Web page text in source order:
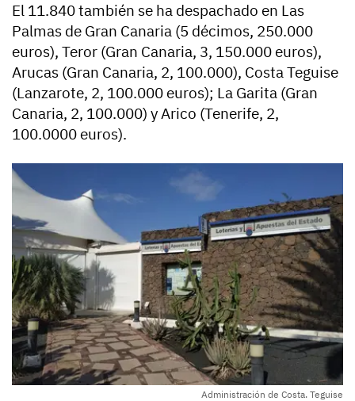
El 11.840 también se ha despachado en Las
Palmas de Gran Canaria (5 décimos, 250.000
euros), Teror (Gran Canaria, 3, 150.000 euros),
Arucas (Gran Canaria, 2, 100.000), Costa Teguise
(Lanzarote, 2, 100.000 euros); La Garita (Gran
Canaria, 2, 100.000) y Arico (Tenerife, 2,
100.0000 euros).
Administración de Costa. Teguise